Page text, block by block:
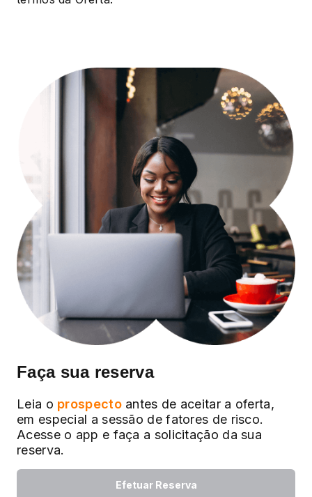
Faça sua reserva
Leia o prospecto antes de aceitar a oferta,
em especial a sessão de fatores de risco.
Acesse o app e faça a solicitação da sua
reserva.
Efetuar Reserva